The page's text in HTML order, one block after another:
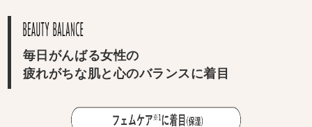
毎日がんばる女性の
疲れがちな肌と心のバランスに着目